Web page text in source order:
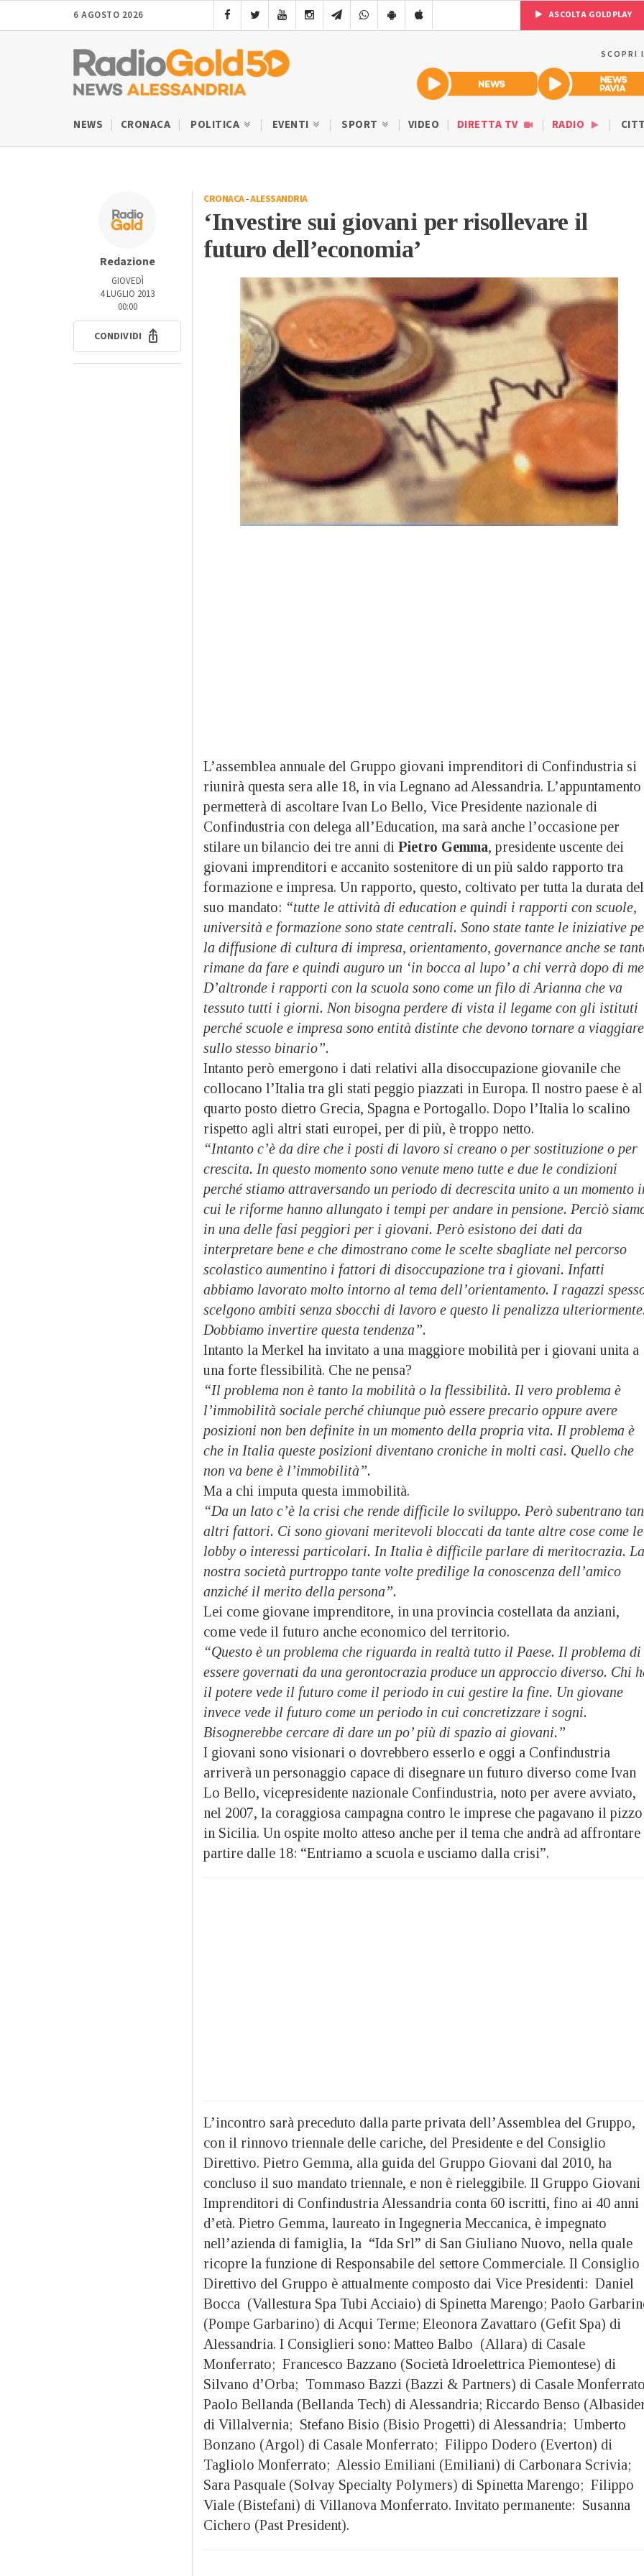
6 AGOSTO 2026 ASCOLTA GOLDPLAY
SCOPRI
NEWS CRONACA POLITICA EVENTI SPORT VIDEO DIRETTA TV RADIO
Redazione
GIOVEDÌ
4 LUGLIO 2013
00:00
CONDIVIDI
CRONACA-ALESSANDRIA
‘Investire sui giovani per risollevare il
futuro dell’economia’
L’assemblea annuale del Gruppo giovani imprenditori di Confindustria si
riunirà questa sera alle 18, in via Legnano ad Alessandria. L’appuntamento
permetterà di ascoltare Ivan Lo Bello, Vice Presidente nazionale di
Confindustria con delega all’Education, ma sarà anche l’occasione per
stilare un bilancio dei tre anni di Pietro Gemma, presidente uscente dei
giovani imprenditori e accanito sostenitore di un più saldo rapporto tra
formazione e impresa. Un rapporto, questo, coltivato per tutta la durata del
suo mandato: “tutte le attività di education e quindi i rapporti con scuole,
università e formazione sono state centrali. Sono state tante le iniziative
la diffusione di cultura di impresa, orientamento, governance anche se
rimane da fare e quindi auguro un ‘in bocca al lupo’ a chi verrà dopo di
D’altronde i rapporti con la scuola sono come un filo di Arianna che va
tessuto tutti i giorni. Non bisogna perdere di vista il legame con gli istituti
perché scuole e impresa sono entità distinte che devono tornare a viaggiare
sullo stesso binario”.
Intanto però emergono i dati relativi alla disoccupazione giovanile che
collocano l’Italia tra gli stati peggio piazzati in Europa. Il nostro paese è al
quarto posto dietro Grecia, Spagna e Portogallo. Dopo l’Italia lo scalino
rispetto agli altri stati europei, per di più, è troppo netto.
“Intanto c’è da dire che i posti di lavoro si creano o per sostituzione o per
crescita. In questo momento sono venute meno tutte e due le condizioni
perché stiamo attraversando un periodo di decrescita unito a un momento
cui le riforme hanno allungato i tempi per andare in pensione. Perciò
in una delle fasi peggiori per i giovani. Però esistono dei dati da
interpretare bene e che dimostrano come le scelte sbagliate nel percorso
scolastico aumentino i fattori di disoccupazione tra i giovani. Infatti
abbiamo lavorato molto intorno al tema dell’orientamento. I ragazzi
scelgono ambiti senza sbocchi di lavoro e questo li penalizza
Dobbiamo invertire questa tendenza”.
Intanto la Merkel ha invitato a una maggiore mobilità per i giovani unita a
una forte flessibilità. Che ne pensa?
“Il problema non è tanto la mobilità o la flessibilità. Il vero problema è
l’immobilità sociale perché chiunque può essere precario oppure avere
posizioni non ben definite in un momento della propria vita. Il problema è
che in Italia queste posizioni diventano croniche in molti casi. Quello che
non va bene è l’immobilità”.
Ma a chi imputa questa immobilità.
“Da un lato c’è la crisi che rende difficile lo sviluppo. Però subentrano
altri fattori. Ci sono giovani meritevoli bloccati da tante altre cose come le
lobby o interessi particolari. In Italia è difficile parlare di meritocrazia. La
nostra società purtroppo tante volte predilige la conoscenza dell’amico
anziché il merito della persona”.
Lei come giovane imprenditore, in una provincia costellata da anziani,
come vede il futuro anche economico del territorio.
“Questo è un problema che riguarda in realtà tutto il Paese. Il problema di
essere governati da una gerontocrazia produce un approccio diverso. Chi
il potere vede il futuro come il periodo in cui gestire la fine. Un giovane
invece vede il futuro come un periodo in cui concretizzare i sogni.
Bisognerebbe cercare di dare un po’ più di spazio ai giovani.”
I giovani sono visionari o dovrebbero esserlo e oggi a Confindustria
arriverà un personaggio capace di disegnare un futuro diverso come Ivan
Lo Bello, vicepresidente nazionale Confindustria, noto per avere avviato,
nel 2007, la coraggiosa campagna contro le imprese che pagavano il pizzo
in Sicilia. Un ospite molto atteso anche per il tema che andrà ad affrontare
partire dalle 18: “Entriamo a scuola e usciamo dalla crisi”.
L’incontro sarà preceduto dalla parte privata dell’Assemblea del Gruppo,
con il rinnovo triennale delle cariche, del Presidente e del Consiglio
Direttivo. Pietro Gemma, alla guida del Gruppo Giovani dal 2010, ha
concluso il suo mandato triennale, e non è rieleggibile. Il Gruppo Giovani
Imprenditori di Confindustria Alessandria conta 60 iscritti, fino ai 40 anni
d’età. Pietro Gemma, laureato in Ingegneria Meccanica, è impegnato
nell’azienda di famiglia, la “Ida Srl” di San Giuliano Nuovo, nella quale
ricopre la funzione di Responsabile del settore Commerciale. Il Consiglio
Direttivo del Gruppo è attualmente composto dai Vice Presidenti: Daniel
Bocca (Vallestura Spa Tubi Acciaio) di Spinetta Marengo; Paolo
(Pompe Garbarino) di Acqui Terme; Eleonora Zavattaro (Gefit Spa) di
Alessandria. I Consiglieri sono: Matteo Balbo (Allara) di Casale
Monferrato; Francesco Bazzano (Società Idroelettrica Piemontese) di
Silvano d’Orba; Tommaso Bazzi (Bazzi & Partners) di Casale
Paolo Bellanda (Bellanda Tech) di Alessandria; Riccardo Benso
di Villalvernia; Stefano Bisio (Bisio Progetti) di Alessandria; Umberto
Bonzano (Argol) di Casale Monferrato; Filippo Dodero (Everton) di
Tagliolo Monferrato; Alessio Emiliani (Emiliani) di Carbonara Scrivia;
Sara Pasquale (Solvay Specialty Polymers) di Spinetta Marengo; Filippo
Viale (Bistefani) di Villanova Monferrato. Invitato permanente: Susanna
Cichero (Past President).